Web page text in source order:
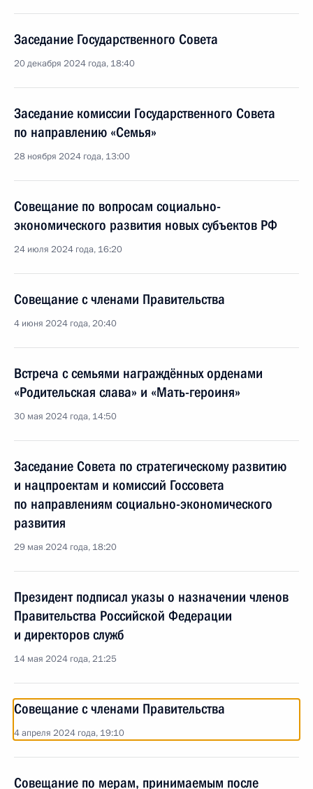
Заседание Государственного Совета
20 декабря 2024 года, 18:40
Заседание комиссии Государственного Совета
по направлению «Семья»
28 ноября 2024 года, 13:00
Совещание по вопросам социально-
экономического развития новых субъектов РФ
24 июля 2024 года, 16:20
Совещание с членами Правительства
4 июня 2024 года, 20:40
Встреча с семьями награждённых орденами
«Родительская слава» и «Мать-героиня»
30 мая 2024 года, 14:50
Заседание Совета по стратегическому развитию
и нацпроектам и комиссий Госсовета
по направлениям социально-экономического
развития
29 мая 2024 года, 18:20
Президент подписал указы о назначении членов
Правительства Российской Федерации
и директоров служб
14 мая 2024 года, 21:25
Совещание с членами Правительства
4 апреля 2024 года, 19:10
Совещание по мерам, принимаемым после